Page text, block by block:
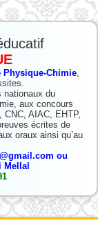
Physique-Chimie,
nationaux du
aux concours
CNC, AIAC, EHTP,
écrites de
oraux ainsi qu’au
ou
Mellal